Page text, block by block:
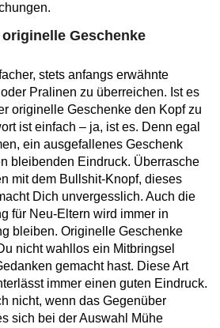
Geschenke
stets anfangs erwähnte
Pralinen zu überreichen. Ist es
originelle Geschenke den Kopf zu
ist einfach – ja, ist es. Denn egal
ein ausgefallenes Geschenk
bleibenden Eindruck. Überrasche
mit dem Bullshit-Knopf, dieses
Dich unvergesslich. Auch die
für Neu-Eltern wird immer in
bleiben. Originelle Geschenke
nicht wahllos ein Mitbringsel
gemacht hast. Diese Art
immer einen guten Eindruck.
nicht, wenn das Gegenüber
sich bei der Auswahl Mühe